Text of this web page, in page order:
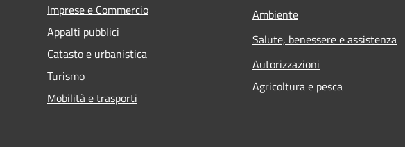
Imprese e Commercio
Appalti pubblici
Catasto e urbanistica
Turismo
Mobilità e trasporti
Ambiente
Salute, benessere e assistenza
Autorizzazioni
Agricoltura e pesca